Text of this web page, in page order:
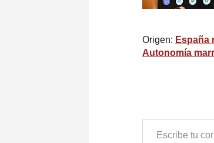
Origen: España
Autonomía